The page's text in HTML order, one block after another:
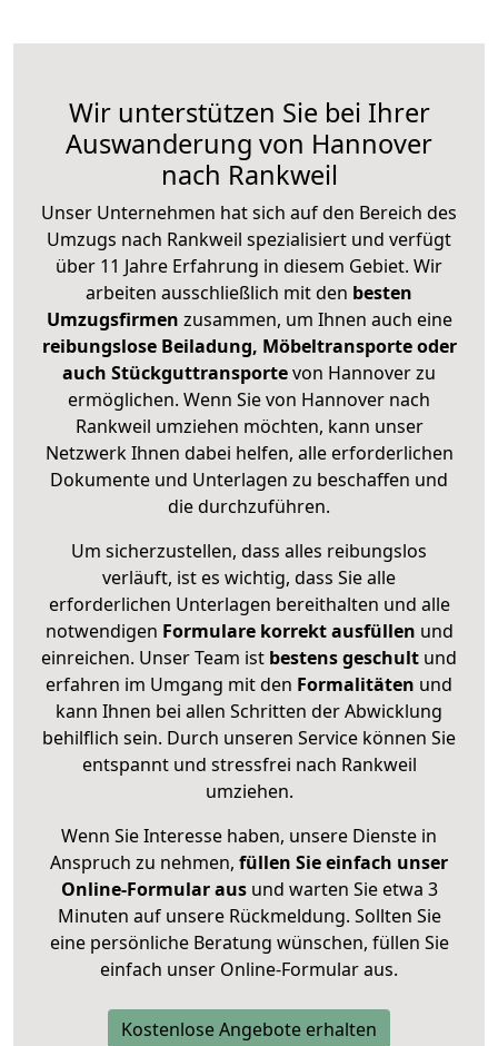
Wir unterstützen Sie bei Ihrer
Auswanderung von Hannover
nach Rankweil
Unser Unternehmen hat sich auf den Bereich des
Umzugs nach Rankweil spezialisiert und verfügt
über 11 Jahre Erfahrung in diesem Gebiet. Wir
arbeiten ausschließlich mit den besten
Umzugsfirmen zusammen, um Ihnen auch eine
reibungslose Beiladung, Möbeltransporte oder
auch Stückguttransportevon Hannover zu
ermöglichen. Wenn Sie von Hannover nach
Rankweil umziehen möchten, kann unser
Netzwerk Ihnen dabei helfen, alle erforderlichen
Dokumente und Unterlagen zu beschaffen und
die durchzuführen.
Um sicherzustellen, dass alles reibungslos
verläuft, ist es wichtig, dass Sie alle
erforderlichen Unterlagen bereithalten und alle
notwendigen Formulare korrekt ausfüllen und
einreichen. Unser Team ist bestens geschult und
erfahren im Umgang mit den Formalitäten und
kann Ihnen bei allen Schritten der Abwicklung
behilflich sein. Durch unseren Service können Sie
entspannt und stressfrei nach Rankweil
umziehen.
Wenn Sie Interesse haben, unsere Dienste in
Anspruch zu nehmen, füllen Sie einfach unser
Online-Formular ausund warten Sie etwa 3
Minuten auf unsere Rückmeldung. Sollten Sie
eine persönliche Beratung wünschen, füllen Sie
einfach unser Online-Formular aus.
Kostenlose Angebote erhalten